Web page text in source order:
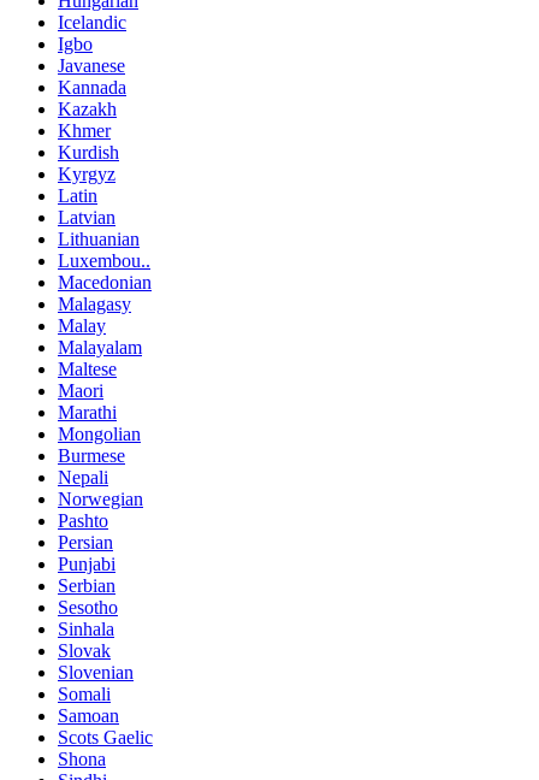
Icelandic
Igbo
Javanese
Kannada
Kazakh
Khmer
Kurdish
Kyrgyz
Latin
Latvian
Lithuanian
Luxembou..
Macedonian
Malagasy
Malay
Malayalam
Maltese
Maori
Marathi
Mongolian
Burmese
Nepali
Norwegian
Pashto
Persian
Punjabi
Serbian
Sesotho
Sinhala
Slovak
Slovenian
Somali
Samoan
Scots Gaelic
Shona